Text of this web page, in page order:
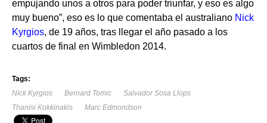
empujando unos a otros para poder triunfar, y eso es algo
muy bueno”, eso es lo que comentaba el australiano Nick
Kyrgios, de 19 años, tras llegar el año pasado a los
cuartos de final en Wimbledon 2014.
Tags:
Nick Kyrgios
Bernard Tomic
Salvador Sosa Llops
Thanisi Kokkinakis
Marc Edmondson